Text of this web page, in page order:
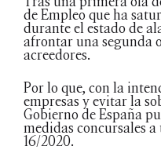
de Empleo que ha
durante el estado de
afrontar una segunda
acreedores.
Por lo que, con la
empresas y evitar la
Gobierno de España
medidas concursales
16/2020.